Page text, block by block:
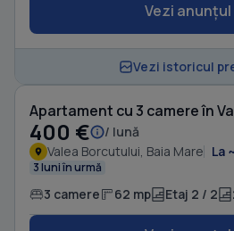
Vezi anunțul
Vezi istoricul
Apartament cu 3 camere în
400 € / lună
Valea Borcutului, Baia Mare La
3 luni în urmă
3 camere 62 mp Etaj 2 / 2